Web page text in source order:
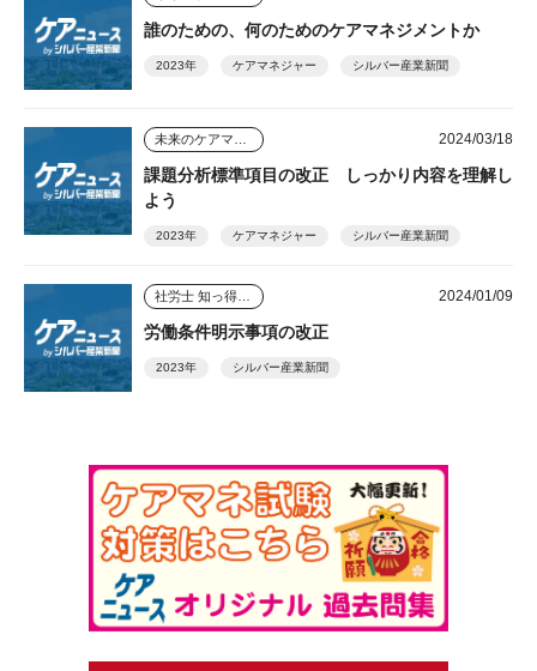
誰のための、何のためのケアマネジメントか
2023年 ケアマネジャー シルバー産業新聞
2024/03/18
課題分析標準項目の改正 しっかり内容を理解し
よう
2023年 ケアマネジャー シルバー産業新聞
2024/01/09
労働条件明示事項の改正
2023年 シルバー産業新聞